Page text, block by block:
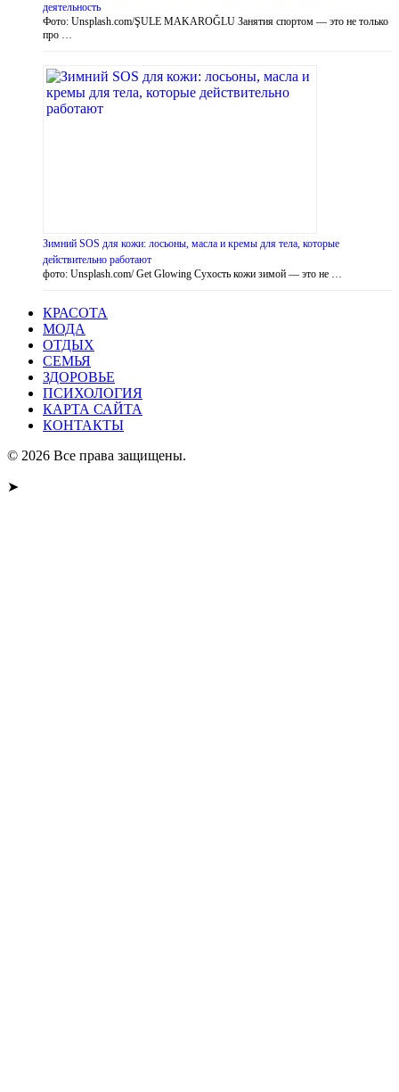
деятельность
Фото: Unsplash.com/ŞULE MAKAROĞLU Занятия спортом — это не только
про …
Зимний SOS для кожи: лосьоны, масла и кремы для тела, которые
действительно работают
фото: Unsplash.com/ Get Glowing Сухость кожи зимой — это не …
КРАСОТА
МОДА
ОТДЫХ
СЕМЬЯ
ЗДОРОВЬЕ
ПСИХОЛОГИЯ
КАРТА САЙТА
КОНТАКТЫ
© 2026 Все права защищены.
➤